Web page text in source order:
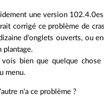
une version
corrigé ce problème de
d'onglets ouverts, ou
plantage.
bien que quelque
menu.
n'a ce problème ?